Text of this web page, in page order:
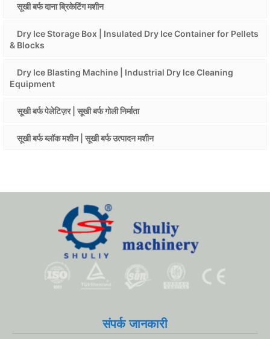
सूखी बर्फ दाना ब्रिकेटिंग मशीन
Dry Ice Storage Box | Insulated Dry Ice Container for Pellets
& Blocks
Dry Ice Blasting Machine | Industrial Dry Ice Cleaning
Equipment
सूखी बर्फ पेलेटिज़र | सूखी बर्फ गोली निर्माता
सूखी बर्फ ब्लॉक मशीन | सूखी बर्फ उत्पादन मशीन
संपर्क जानकारी